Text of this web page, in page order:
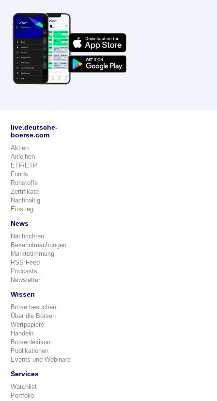
live.deutsche-
boerse.com
Aktien
Anleihen
ETF/ETP
Fonds
Rohstoffe
Zertifikate
Nachhaltig
Einstieg
News
Nachrichten
Bekanntmachungen
Marktstimmung
RSS-Feed
Podcasts
Newsletter
Wissen
Börse besuchen
Über die Börsen
Wertpapiere
Handeln
Börsenlexikon
Publikationen
Events und Webinare
Services
Watchlist
Portfolio